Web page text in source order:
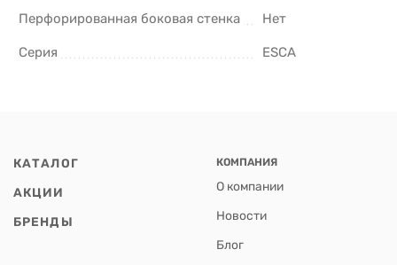
Перфорированная боковая стенка
Нет
Серия ESCA
КАТАЛОГ
АКЦИИ
БРЕНДЫ
КОМПАНИЯ
О компании
Новости
Блог